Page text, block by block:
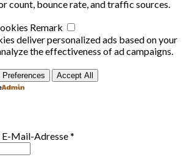
count, bounce rate, and traffic sources.
Remark
deliver personalized ads based on your
the effectiveness of ad campaigns.
Accept All
E-Mail-Adresse*